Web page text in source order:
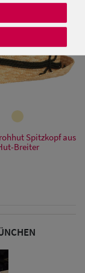
Spitzkopf aus
Breiter